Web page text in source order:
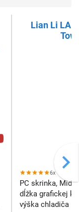
Lian Li
6x
PC skrinka, Midi
dĺžka grafickej
výška chladiča